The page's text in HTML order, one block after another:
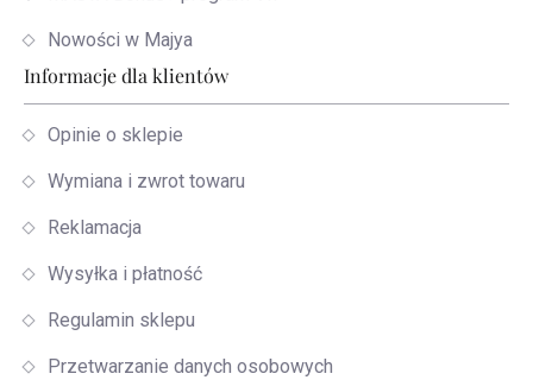
Nowości w Majya
Informacje dla klientów
Opinie o sklepie
Wymiana i zwrot towaru
Reklamacja
Wysyłka i płatność
Regulamin sklepu
Przetwarzanie danych osobowych